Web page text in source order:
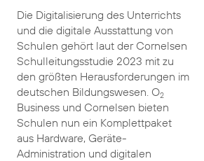
Die Digitalisierung des Unterrichts
und die digitale Ausstattung von
Schulen gehört laut der Cornelsen
Schulleitungsstudie 2023 mit zu
den größten Herausforderungen im
deutschen Bildungswesen. O2
Business und Cornelsen bieten
Schulen nun ein Komplettpaket
aus Hardware, Geräte-
Administration und digitalen